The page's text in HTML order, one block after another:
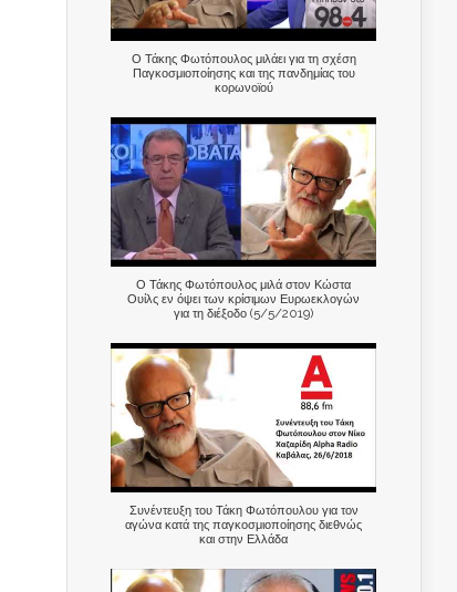
Ο Τάκης Φωτόπουλος μιλάει για τη σχέση
Παγκοσμιοποίησης και της πανδημίας του
κορωνοϊού
Ο Τάκης Φωτόπουλος μιλά στον Κώστα
Ουίλς εν όψει των κρίσιμων Ευρωεκλογών
για τη διέξοδο (5/5/2019)
Συνέντευξη του Τάκη Φωτόπουλου για τον
αγώνα κατά της παγκοσμιοποίησης διεθνώς
και στην Ελλάδα